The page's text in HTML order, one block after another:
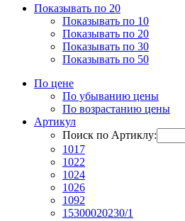
Показывать по 20
Показывать по 10
Показывать по 20
Показывать по 30
Показывать по 50
По цене
По убыванию цены
По возрастанию цены
Артикул
Поиск по Артиклу:
1017
1022
1024
1026
1092
15300020230/1